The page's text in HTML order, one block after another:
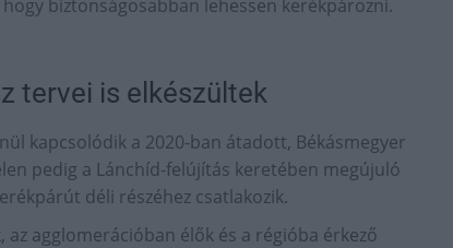
biztonságosabban lehessen kerékpározni.
tervei is elkészültek
kapcsolódik a 2020-ban átadott, Békásmegyer
pedig a Lánchíd-felújítás keretében megújuló
déli részéhez csatlakozik.
agglomerációban élők és a régióba érkező